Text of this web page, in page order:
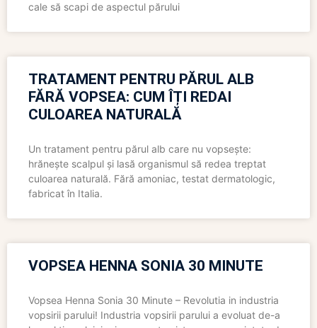
cale să scapi de aspectul părului
TRATAMENT PENTRU PĂRUL ALB
FĂRĂ VOPSEA: CUM ÎȚI REDAI
CULOAREA NATURALĂ
Un tratament pentru părul alb care nu vopsește:
hrănește scalpul și lasă organismul să redea treptat
culoarea naturală. Fără amoniac, testat dermatologic,
fabricat în Italia.
VOPSEA HENNA SONIA 30 MINUTE
Vopsea Henna Sonia 30 Minute – Revolutia in industria
vopsirii parului! Industria vopsirii parului a evoluat de-a